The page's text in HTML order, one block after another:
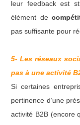
leur feedback est
élément de
pas suffisante pour
5- Les réseaux
pas à une activité
Si certaines
pertinence d’une
activité B2B (encore